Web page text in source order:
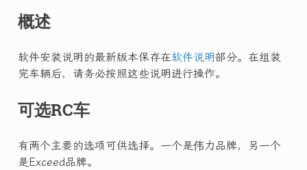
概述
软件安装说明的最新版本保存在软件说明部分。在组装
完车辆后，请务必按照这些说明进行操作。
可选RC车
有两个主要的选项可供选择。一个是伟力品牌，另一个
是Exceed品牌。